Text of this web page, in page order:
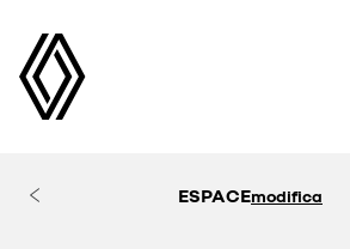
ESPACEmodifica